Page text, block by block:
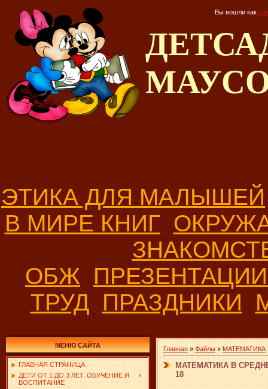
Вы вошли как
ЭТИКА ДЛЯ МАЛЫШЕЙ
В МИРЕ КНИГ
ОБЖ
ТРУД ПРАЗДНИКИ
МЕНЮ САЙТА
ГЛАВНАЯ СТРАНИЦА
ДЕТИ ОТ 1 ДО 3 ЛЕТ. ОБУЧЕНИЕ И
ВОСПИТАНИЕ
Главная » Файлы » МАТЕМАТИКА
МАТЕМАТИКА В
18